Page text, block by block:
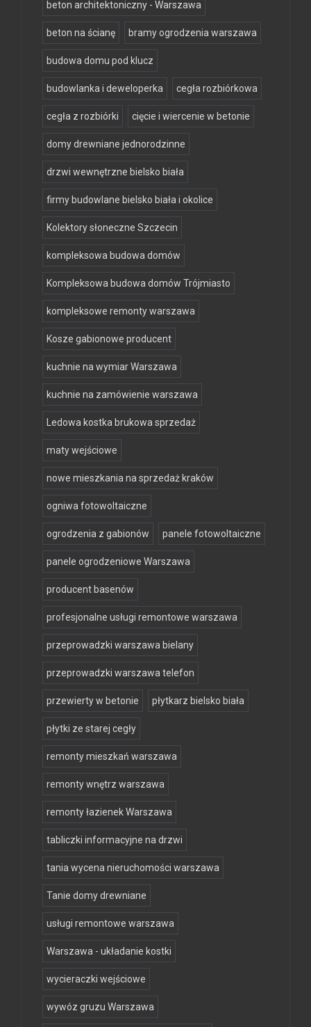
beton architektoniczny - Warszawa
beton na ścianę bramy ogrodzenia warszawa
budowa domu pod klucz
budowlanka i deweloperka cegła rozbiórkowa
cegła z rozbiórki cięcie i wiercenie w betonie
domy drewniane jednorodzinne
drzwi wewnętrzne bielsko biała
firmy budowlane bielsko biała i okolice
Kolektory słoneczne Szczecin
kompleksowa budowa domów
Kompleksowa budowa domów Trójmiasto
kompleksowe remonty warszawa
Kosze gabionowe producent
kuchnie na wymiar Warszawa
kuchnie na zamówienie warszawa
Ledowa kostka brukowa sprzedaż
maty wejściowe
nowe mieszkania na sprzedaż kraków
ogniwa fotowoltaiczne
ogrodzenia z gabionów panele fotowoltaiczne
panele ogrodzeniowe Warszawa
producent basenów
profesjonalne usługi remontowe warszawa
przeprowadzki warszawa bielany
przeprowadzki warszawa telefon
przewierty w betonie płytkarz bielsko biała
płytki ze starej cegły
remonty mieszkań warszawa
remonty wnętrz warszawa
remonty łazienek Warszawa
tabliczki informacyjne na drzwi
tania wycena nieruchomości warszawa
Tanie domy drewniane
usługi remontowe warszawa
Warszawa - układanie kostki
wycieraczki wejściowe
wywóz gruzu Warszawa